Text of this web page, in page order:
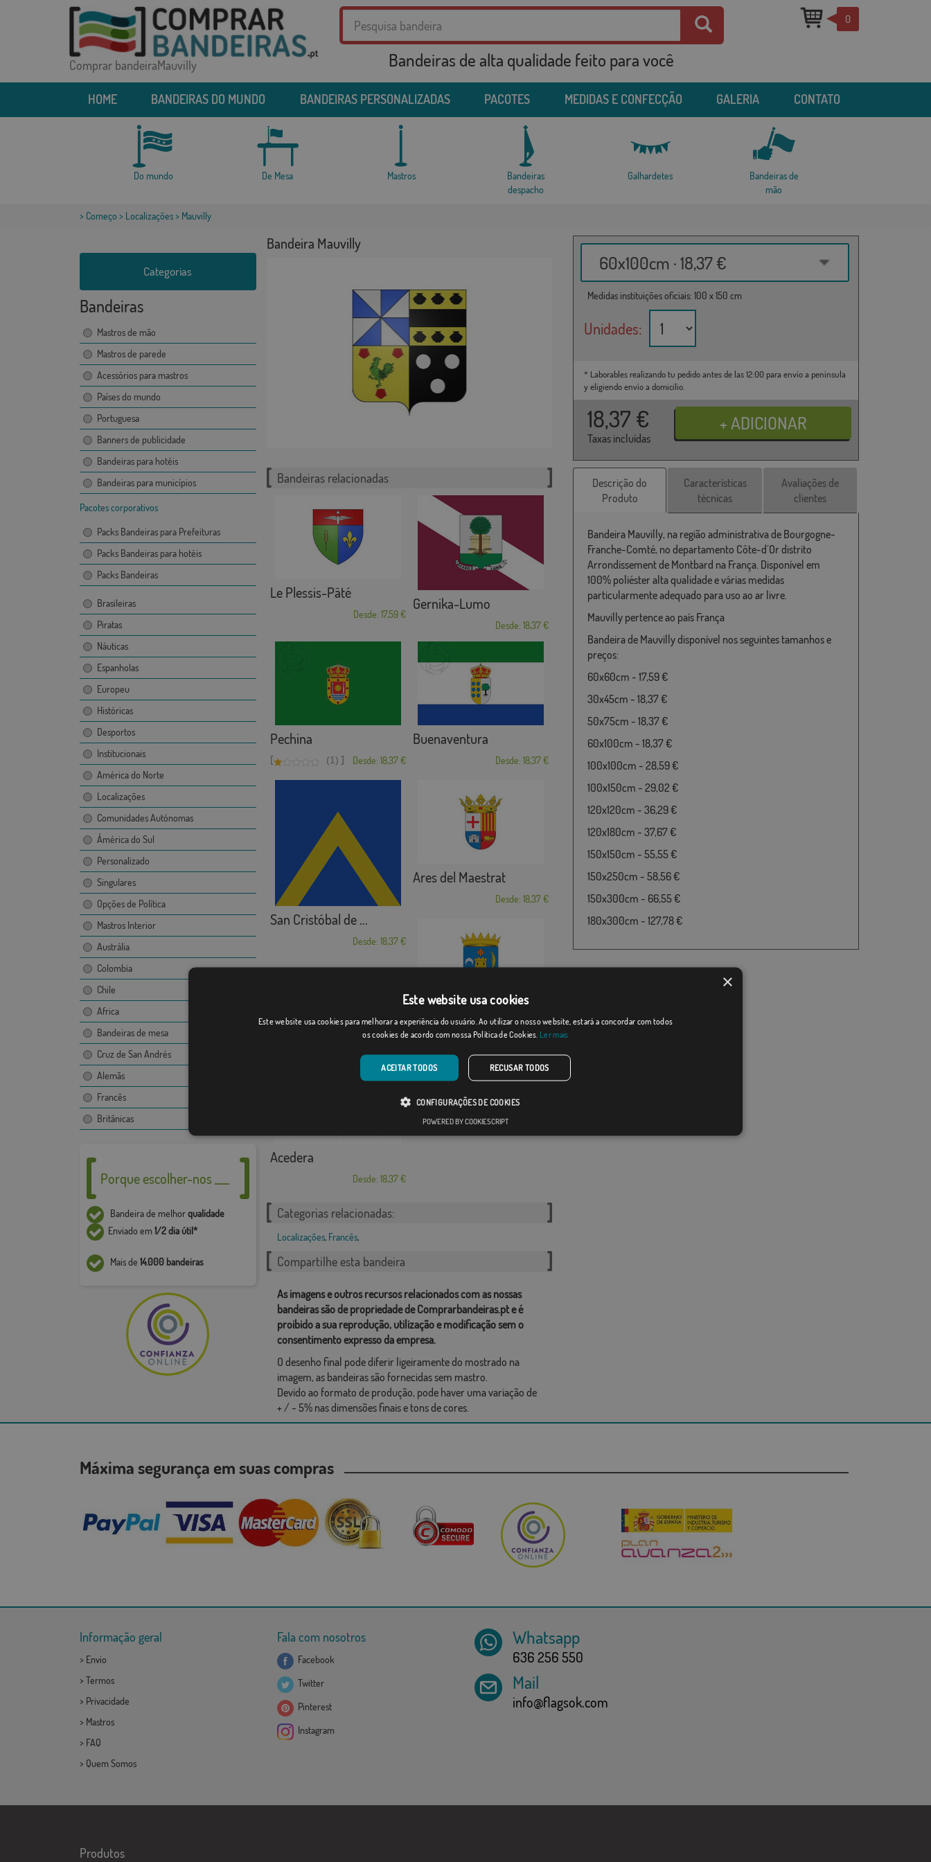
Comprar bandeiraMauvilly Bandeiras de alta qualidade feito para você
0
HOME BANDEIRAS DO MUNDO BANDEIRAS PERSONALIZADAS PACOTES MEDIDAS E CONFECÇÃO GALERIA CONTATO
Do mundo De Mesa Mastros
Bandeiras
despacho
Galhardetes
Bandeiras de
mão
> Começo > Localizações> Mauvilly
Categorias
Bandeiras
Mastros de mão
Mastros de parede
Acessórios para mastros
Países do mundo
Portuguesa
Banners de publicidade
Bandeiras para hotéis
Bandeiras para municípios
Pacotes corporativos
Packs Bandeiras para Prefeituras
Packs Bandeiras para hotéis
Packs Bandeiras
Brasileiras
Piratas
Náuticas
Espanholas
Europeu
Históricas
Desportos
Institucionais
América do Norte
Localizações
Comunidades Autónomas
Ámérica do Sul
Personalizado
Singulares
Opções de Política
Mastros Interior
Austrália
Colombia
Chile
Africa
Bandeiras de mesa
Cruz de San Andrés
Alemãs
Francês
Britânicas
Porque escolher-nos ___
Bandeira de melhorqualidade
Enviado em1/2 dia útil*
Mais de 14.000 bandeiras
Bandeira Mauvilly
60x100cm · 18,37 €
Medidas instituições oficiais: 100 x 150 cm
Unidades:
* Laborables realizando tu pedido antes de las 12:00 para envío a península
y eligiendo envío a domicilio.
18,37 €
Taxas incluídas
Bandeiras relacionadas
Le Plessis-Pâté
Desde: 17,59 €
Gernika-Lumo
Desde: 18,37 €
Pechina
[ (1) ] Desde: 18,37 €
Buenaventura
Desde: 18,37 €
San Cristóbal de ...
Desde: 18,37 €
Ares del Maestrat
Desde: 18,37 €
Benifairó de la V...
Desde: 18,37 €
Acedera
Desde: 18,37 €
Categorias relacionadas:
Localizações, Francês,
Compartilhe esta bandeira
As imagens e outros recursos relacionados com as nossas
bandeiras são de propriedade de Comprarbandeiras.pt e é
proibido a sua reprodução, utilização e modificação sem o
consentimento expresso da empresa.
O desenho final pode diferir ligeiramente do mostrado na
imagem, as bandeiras são fornecidas sem mastro.
Devido ao formato de produção, pode haver uma variação de
+ / - 5% nas dimensões finais e tons de cores.
Descrição do
Produto
Características
técnicas
Avaliações de
clientes
Bandeira Mauvilly, na região administrativa de Bourgogne-
Franche-Comté, no departamento Côte-d´Or distrito
Arrondissement de Montbard na França. Disponível em
100% poliéster alta qualidade e várias medidas
particularmente adequado para uso ao ar livre.
Mauvilly pertence ao país França
Bandeira de Mauvilly disponível nos seguintes tamanhos e
preços:
60x60cm - 17,59 €
30x45cm - 18,37 €
50x75cm - 18,37 €
60x100cm - 18,37 €
100x100cm - 28,59 €
100x150cm - 29,02 €
120x120cm - 36,29 €
120x180cm - 37,67 €
150x150cm - 55,55 €
150x250cm - 58,56 €
150x300cm - 66,55 €
180x300cm - 127,78 €
Máxima segurança em suas compras
Informação geral
> Envio
> Termos
> Privacidade
> Mastros
> FAQ
> Quem Somos
Fala com nosotros
Facebook
Twitter
Pinterest
Instagram
Whatsapp
636 256 550
Mail
info@flagsok.com
Produtos
×
Este website usa cookies
Este website usa cookies para melhorar a experiência do usuário. Ao utilizar o nosso website, estará a concordar com todos
os cookies de acordo com nossa Política de Cookies. Ler mais
ACEITAR TODOS RECUSAR TODOS
CONFIGURAÇÕES DE COOKIES
POWERED BY COOKIESCRIPT